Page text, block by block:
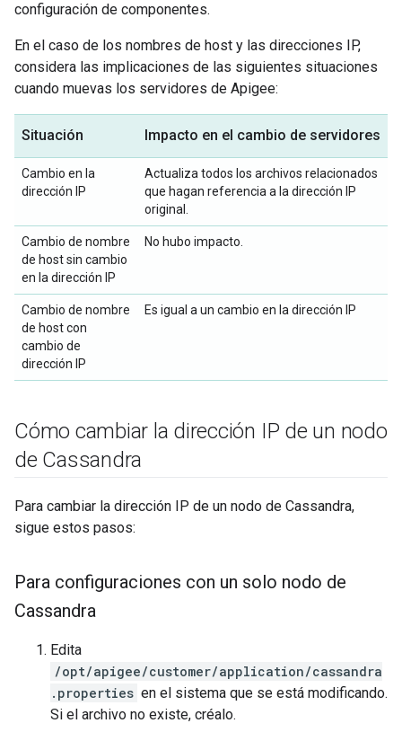
configuración de componentes.
En el caso de los nombres de host y las direcciones IP,
considera las implicaciones de las siguientes situaciones
cuando muevas los servidores de Apigee:
Situación Impacto en el cambio de servidores
Cambio en la
dirección IP
Actualiza todos los archivos relacionados
que hagan referencia a la dirección IP
original.
Cambio de nombre
de host sin cambio
en la dirección IP
No hubo impacto.
Cambio de nombre
de host con
cambio de
dirección IP
Es igual a un cambio en la dirección IP
Cómo cambiar la dirección IP de un nodo
de Cassandra
Para cambiar la dirección IP de un nodo de Cassandra,
sigue estos pasos:
Para configuraciones con un solo nodo de
Cassandra
Edita
/opt/apigee/customer/application/cassandra
.properties en el sistema que se está modificando.
Si el archivo no existe, créalo.